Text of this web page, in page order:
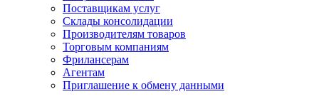
Поставщикам услуг
Склады консолидации
Производителям товаров
Торговым компаниям
Фрилансерам
Агентам
Приглашение к обмену данными